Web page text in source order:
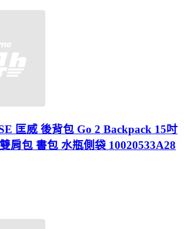
匡威 後背包 Go 2 Backpack 15吋
肩包 書包 水瓶側袋 10020533A28